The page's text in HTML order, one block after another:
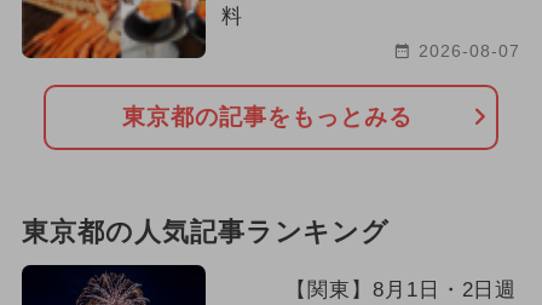
料
2026-08-07
東京都の記事をもっとみる
東京都の人気記事ランキング
【関東】8月1日・2日週